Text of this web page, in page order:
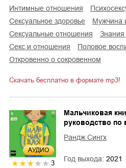
интимные отношения
сексуальное здоровье
сексуальные отношения
секс и отношения
половое
откровенно о сокровенном
Скачать бесплатно в формате mp3!
AУДИО
3
Мальчиковая
руководство по
Рандж Сингх
Год выхода: 2021